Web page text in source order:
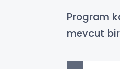
Program
mevcut